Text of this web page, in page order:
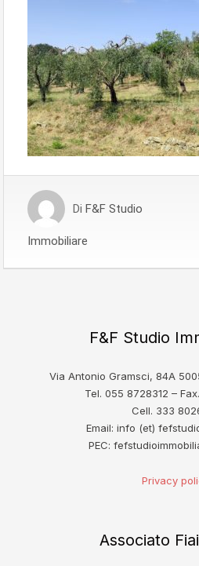
Di F&F Studio
Immobiliare
F&F Studio
Via Antonio Gramsci, 84A
Tel. 055 8728312 –
Cell. 333
Email: info (et)
PEC:
Privacy
Associato